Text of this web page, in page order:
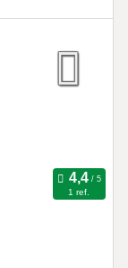
1 ref.